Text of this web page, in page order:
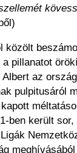
közölt
pillanatot
az
pulpitusáról
ben került